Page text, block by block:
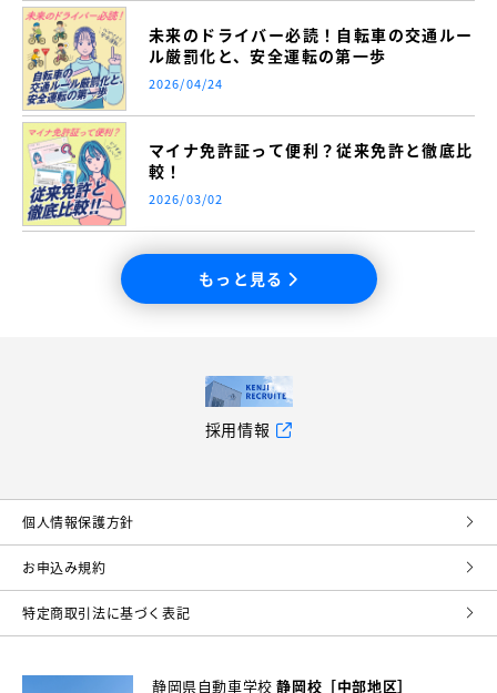
未来のドライバー必読！自転車の交通ルー
ル厳罰化と、安全運転の第一歩
2026/04/24
マイナ免許証って便利？従来免許と徹底比
較！
2026/03/02
もっと見る
採用情報
個⼈情報保護⽅針
お申込み規約
特定商取引法に基づく表記
静岡県自動車学校静岡校［中部地区］